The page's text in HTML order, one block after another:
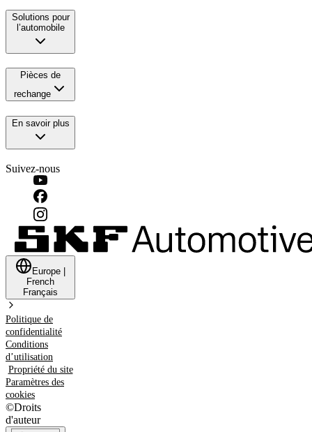
Solutions pour
l’automobile
Pièces de
rechange
En savoir plus
Suivez-nous
Europe
French
Français
Politique de
confidentialité
Conditions
d’utilisation
Propriété du site
Paramètres des
cookies
©Droits
d'auteur